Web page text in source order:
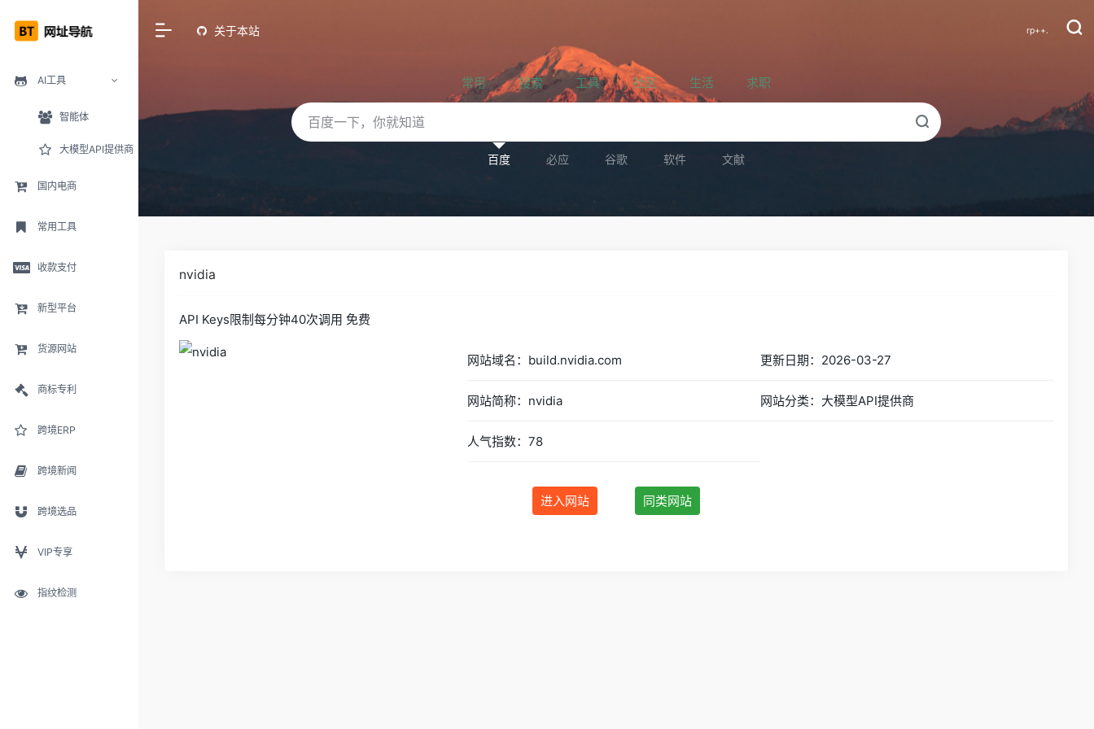
AI工具
智能体
大模型API提供商
国内电商
常用工具
收款支付
新型平台
货源网站
商标专利
跨境ERP
跨境新闻
跨境选品
VIP专享
指纹检测
关于本站 rp++.
常用 搜索 工具 社区 生活 求职
百度 必应 谷歌 软件 文献
nvidia
API Keys限制每分钟40次调用 免费
网站域名：build.nvidia.com 更新日期：2026-03-27
网站简称：nvidia 网站分类：大模型API提供商
人气指数：78
进入网站 同类网站